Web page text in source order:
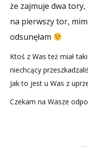
że zajmuje dwa
na pierwszy tor,
odsunęłam
Ktoś z Was też miał
niechcący
Jak to jest u Was z
Czekam na Wasze